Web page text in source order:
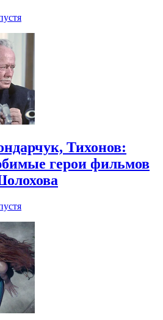
Тихонов:
герои фильмов